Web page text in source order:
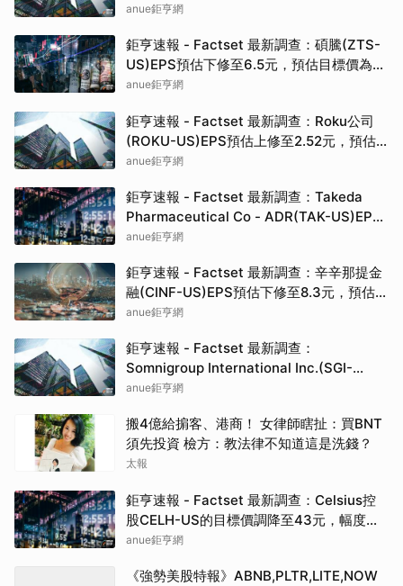
目標價為80.00元
anue鉅亨網
鉅亨速報 - Factset 最新調查：碩騰(ZTS-
US)EPS預估下修至6.5元，預估目標價為
90.00元
anue鉅亨網
鉅亨速報 - Factset 最新調查：Roku公司
(ROKU-US)EPS預估上修至2.52元，預估
目標價為160.00元
anue鉅亨網
鉅亨速報 - Factset 最新調查：Takeda
Pharmaceutical Co - ADR(TAK-US)EPS
預估上修至0.37元，預估目標價為19.82元
anue鉅亨網
鉅亨速報 - Factset 最新調查：辛辛那提金
融(CINF-US)EPS預估下修至8.3元，預估目
標價為192.50元
anue鉅亨網
鉅亨速報 - Factset 最新調查：
Somnigroup International Inc.(SGI-
US)EPS預估下修至3元，預估目標價為
anue鉅亨網
搬4億給掮客、港商！ 女律師瞎扯：買BNT
須先投資 檢方：教法律不知道這是洗錢？
太報
鉅亨速報 - Factset 最新調查：Celsius控
股CELH-US的目標價調降至43元，幅度約
3.37%
anue鉅亨網
《強勢美股特報》ABNB,PLTR,LITE,NOW